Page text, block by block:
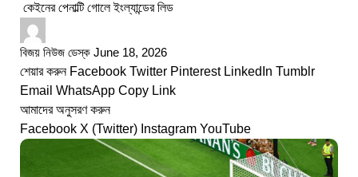
কেইনের পেনাল্টি গোলে ইংল্যান্ডের লিড
বিজয় নিউজ ডেস্ক June 18, 2026
শেয়ার করুন Facebook Twitter Pinterest LinkedIn Tumblr
Email WhatsApp Copy Link
আমাদের অনুসরণ করুন
Facebook X (Twitter) Instagram YouTube